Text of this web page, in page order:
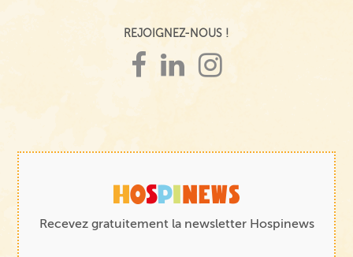
REJOIGNEZ-NOUS !
Recevez gratuitement la newsletter Hospinews